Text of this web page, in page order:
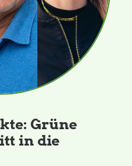
Grüne
in die